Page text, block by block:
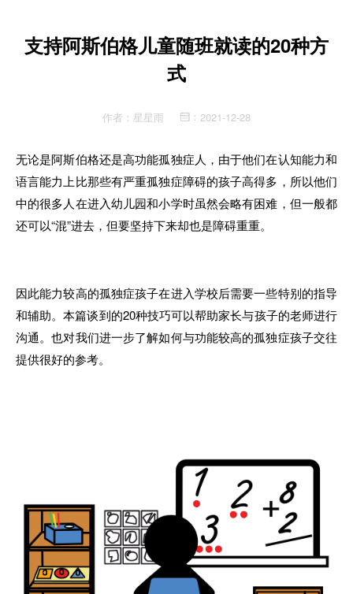
支持阿斯伯格儿童随班就读的20种方
式
作者： 星星雨 ： 2021-12-28
无论是阿斯伯格还是高功能孤独症人，由于他们在认知能力和
语言能力上比那些有严重孤独症障碍的孩子高得多，所以他们
中的很多人在进入幼儿园和小学时虽然会略有困难，但一般都
还可以“混”进去，但要坚持下来却也是障碍重重。
因此能力较高的孤独症孩子在进入学校后需要一些特别的指导
和辅助。本篇谈到的20种技巧可以帮助家长与孩子的老师进行
沟通。也对我们进一步了解如何与功能较高的孤独症孩子交往
提供很好的参考。